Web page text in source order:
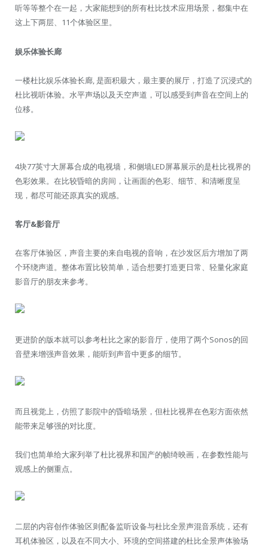
听等等整个在一起，大家能想到的所有杜比技术应用场景，都集中在
这上下两层、11个体验区里。
娱乐体验长廊
一楼杜比娱乐体验长廊, 是面积最大，最主要的展厅，打造了沉浸式的
杜比视听体验。水平声场以及天空声道，可以感受到声音在空间上的
位移。
4块77英寸大屏幕合成的电视墙，和侧墙LED屏幕展示的是杜比视界的
色彩效果。在比较昏暗的房间，让画面的色彩、细节、和清晰度呈
现，都尽可能还原真实的观感。
客厅&影音厅
在客厅体验区，声音主要的来自电视的音响，在沙发区后方增加了两
个环绕声道。整体布置比较简单，适合想要打造更日常、轻量化家庭
影音厅的朋友来参考。
更进阶的版本就可以参考杜比之家的影音厅，使用了两个Sonos的回
音壁来增强声音效果，能听到声音中更多的细节。
而且视觉上，仿照了影院中的昏暗场景，但杜比视界在色彩方面依然
能带来足够强的对比度。
我们也简单给大家列举了杜比视界和国产的帧绮映画，在参数性能与
观感上的侧重点。
二层的内容创作体验区则配备监听设备与杜比全景声混音系统，还有
耳机体验区，以及在不同大小、环境的空间搭建的杜比全景声体验场